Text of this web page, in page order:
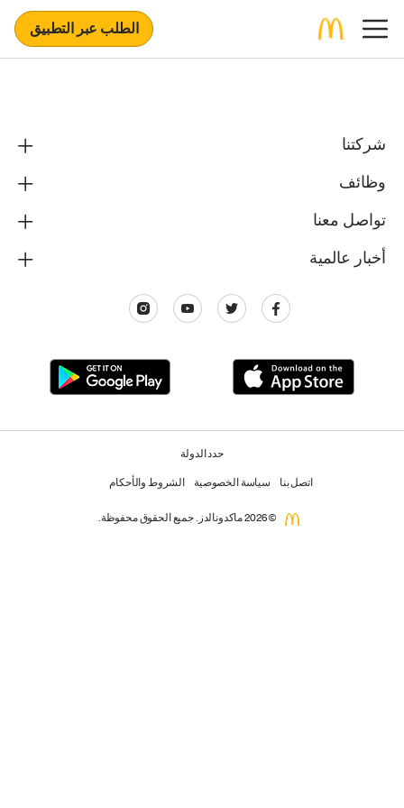
الطلب عبر التطبيق
شركتنا
وظائف
تواصل معنا
أخبار عالمية
حدد الدولة
اتصل بنا سياسة الخصوصية الشروط والأحكام
© 2026 ماكدونالدز. جميع الحقوق محفوظة.